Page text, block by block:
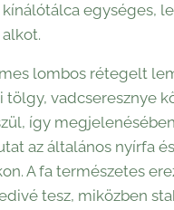
egységes,
lombos rétegelt
tölgy, vadcseresznye
így
az általános nyírfa
A fa természetes
tesz, miközben